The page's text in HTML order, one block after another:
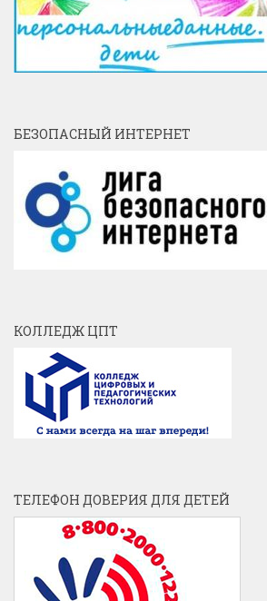
БЕЗОПАСНЫЙ ИНТЕРНЕТ
КОЛЛЕДЖ ЦПТ
ТЕЛЕФОН ДОВЕРИЯ ДЛЯ ДЕТЕЙ